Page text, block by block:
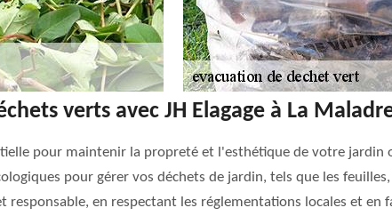
verts avec JH Elagage à La
pour maintenir la propreté et l'esthétique de votre jardin
pour gérer vos déchets de jardin, tels que les
responsable, en respectant les réglementations locales et en